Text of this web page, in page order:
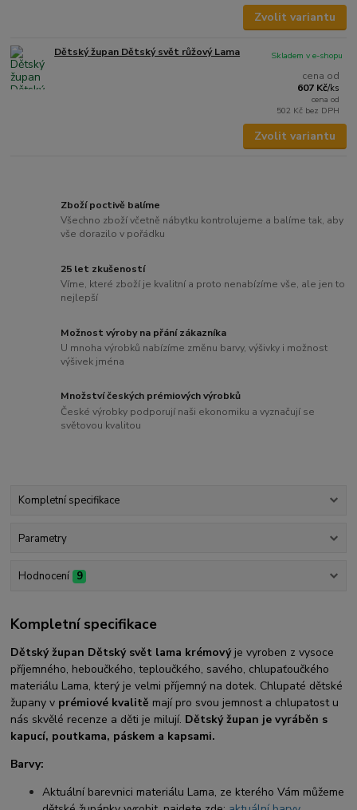
Zvolit variantu
Dětský župan Dětský svět růžový Lama
cena od
607 Kč/ks
cena od
502 Kč bez DPH
Skladem v e-shopu
Zvolit variantu
Zboží poctivě balíme
Všechno zboží včetně nábytku kontrolujeme a balíme tak, aby
vše dorazilo v pořádku
25 let zkušeností
Víme, které zboží je kvalitní a proto nenabízíme vše, ale jen to
nejlepší
Možnost výroby na přání zákazníka
U mnoha výrobků nabízíme změnu barvy, výšivky i možnost
výšivek jména
Množství českých prémiových výrobků
České výrobky podporují naši ekonomiku a vyznačují se
světovou kvalitou
Kompletní specifikace
Parametry
Hodnocení 9
Kompletní specifikace
Dětský župan Dětský svět lama krémový je vyroben z vysoce
příjemného, heboučkého, teploučkého, savého, chlupaťoučkého
materiálu Lama, který je velmi příjemný na dotek. Chlupaté dětské
župany v prémiové kvalitě mají pro svou jemnost a chlupatost u
nás skvělé recenze a děti je milují. Dětský župan je vyráběn s
kapucí, poutkama, páskem a kapsami.
Barvy:
Aktuální barevnici materiálu Lama, ze kterého Vám můžeme